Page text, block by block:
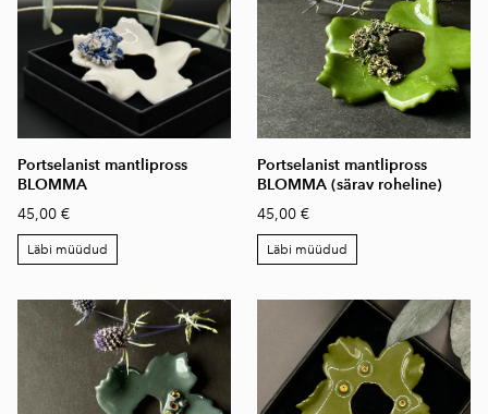
Portselanist mantlipross
BLOMMA
45,00 €
Läbi müüdud
Portselanist mantlipross
BLOMMA (särav roheline)
45,00 €
Läbi müüdud